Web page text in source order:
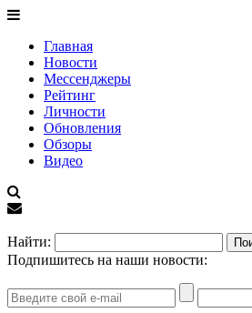
Главная
Новости
Мессенджеры
Рейтинг
Личности
Обновления
Обзоры
Видео
Найти:
Подпишитесь на наши новости: